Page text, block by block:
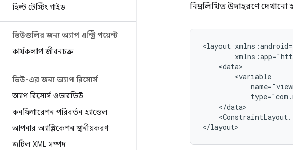
হিল্ট টেস্টিং গাইড
ভিউগুলির জন্য অ্যাপ এন্ট্রি পয়েন্ট
কার্যকলাপ জীবনচক্র
ভিউ-এর জন্য অ্যাপ রিসোর্স
অ্যাপ রিসোর্স ওভারভিউ
কনফিগারেশন পরিবর্তন হ্যান্ডেল
আপনার অ্যাপ্লিকেশন স্থানীয়করণ
জটিল XML সম্পদ
নিম্নলিখিত উদাহরণে দেখানো
<layout